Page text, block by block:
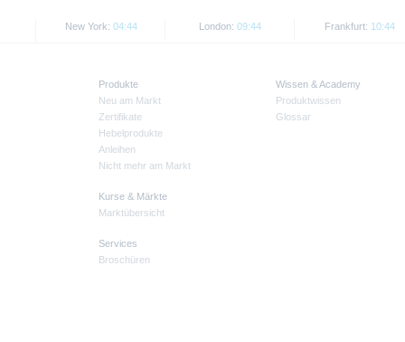
New York: 04:44 London: 09:44 Frankfurt: 10:44
Produkte
Neu am Markt
Zertifikate
Hebelprodukte
Anleihen
Nicht mehr am Markt
Kurse & Märkte
Marktübersicht
Services
Broschüren
Wissen & Academy
Produktwissen
Glossar